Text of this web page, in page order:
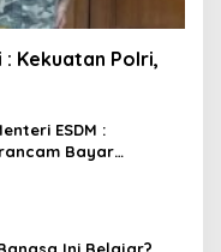
Kekuatan Polri,
ESDM :
Bayar
Ini Belajar?